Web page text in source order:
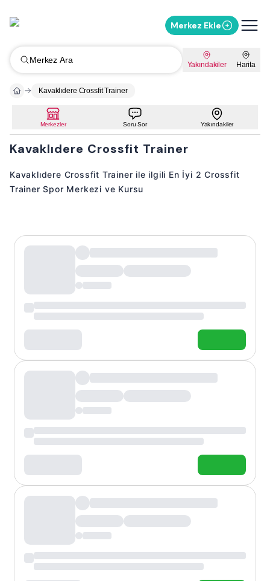
Merkez Ekle
Merkez Ara Yakındakiler Harita
Kavaklıdere Crossfit Trainer
Merkezler Soru Sor Yakındakiler
Kavaklıdere Crossfit Trainer
Kavaklıdere Crossfit Trainer ile ilgili En İyi 2 Crossfit
Trainer Spor Merkezi ve Kursu